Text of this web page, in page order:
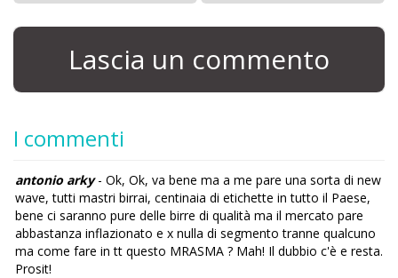
Lascia un commento
I commenti
antonio arky- Ok, Ok, va bene ma a me pare una sorta di new
wave, tutti mastri birrai, centinaia di etichette in tutto il Paese,
bene ci saranno pure delle birre di qualità ma il mercato pare
abbastanza inflazionato e x nulla di segmento tranne qualcuno
ma come fare in tt questo MRASMA ? Mah! Il dubbio c'è e resta.
Prosit!